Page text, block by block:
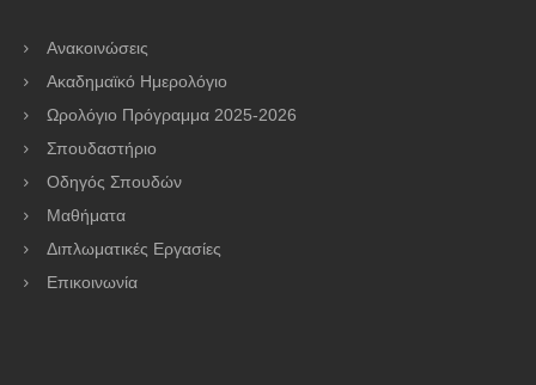
Ανακοινώσεις
Ακαδημαϊκό Ημερολόγιο
Ωρολόγιο Πρόγραμμα 2025-2026
Σπουδαστήριο
Οδηγός Σπουδών
Μαθήματα
Διπλωματικές Εργασίες
Επικοινωνία